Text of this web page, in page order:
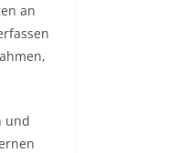
an
und